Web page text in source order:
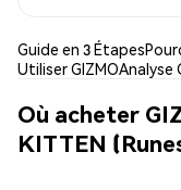
Guide en 3 Étapes
Utiliser GIZMOAnalyse
Où acheter
KITTEN